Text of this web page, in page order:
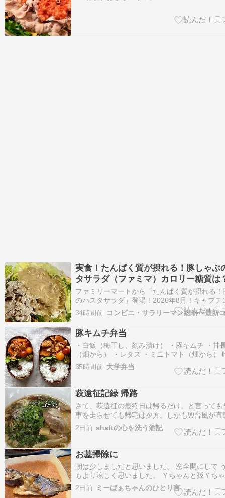
実食！たんぱく質が摂れる！豚しゃぶ
タサラダ（ファミマ）カロリー糖質は
ャプテン福田
ファミリーマートから「たんぱく質が摂れる！
のパスタサラダ」登場！2026年8月！キャプテ
実食レビュー！ファミリーマートで「お値段そ
かわり45％増量作戦」開催！「たんぱく質が
豚しゃぶのパスタサラダ」新発売！ポン酢やマ
などで味付けしたパスタに、…
34時間前
豚キムチ弁当
・白飯（梅干し、刻み漬け） ・豚キムチ ・甘
（畑から） ・レタス ・ミニトマト（畑から）
だったので、予定していた豚しゃぶ肉を弁当に
ド。野菜はキャベツとニンジンです。 キャベ
で使っていくと不思議とそ…
35時間前 大学弁当
萩遠征記録 帰路
さて、萩遠征の最終日は帰るだけ。と言っても
車を走らせても帰宅は夕方。しかもW台風が直
報なので、激しい雨が降っており高速道路の事
渋滞、通行止めが心配されます。とりあえず尾
この時点で既に台風の影響で全…
2日前 shaftの心を洗う酒記
お墓掃除に
朝は少しましだと思いました。 窓全開にして
もより涼しく思いました。 Ｙちゃんと孫Ｙち
墓掃除に行ってくれた。 明日はＳちゃんと息
を調達して寺墓に行ってくれる11束のお花を
2日前 ミーばぁちゃんのひとり言